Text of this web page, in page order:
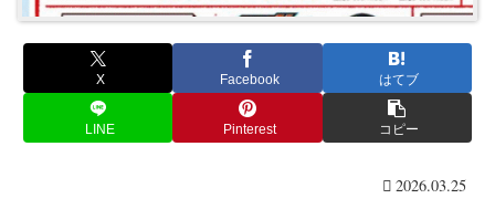
X Facebook はてブ
LINE Pinterest コピー
2026.03.25